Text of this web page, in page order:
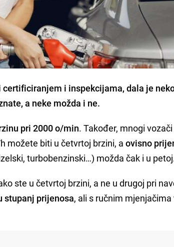
certificiranjem i inspekcijama, dala je
a neke možda i ne.
pri 2000 o/min. Također, mnogi
možete biti u četvrtoj brzini, aovisno
turbobenzinski…) možda čak i u
ste u četvrtoj brzini, a ne u drugoj pri
prijenosa, ali s ručnim mjenjačima